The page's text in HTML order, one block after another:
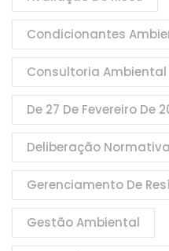
Condicionantes
Consultoria Ambiental
De 27 De Fevereiro De
Deliberação Normativa
Gerenciamento De
Gestão Ambiental